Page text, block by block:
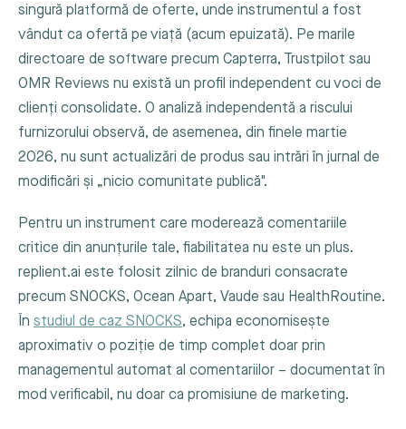
singură platformă de oferte, unde instrumentul a fost
vândut ca ofertă pe viață (acum epuizată). Pe marile
directoare de software precum Capterra, Trustpilot sau
OMR Reviews nu există un profil independent cu voci de
clienți consolidate. O analiză independentă a riscului
furnizorului observă, de asemenea, din finele martie
2026, nu sunt actualizări de produs sau intrări în jurnal de
modificări și „nicio comunitate publică".
Pentru un instrument care moderează comentariile
critice din anunțurile tale, fiabilitatea nu este un plus.
replient.ai este folosit zilnic de branduri consacrate
precum SNOCKS, Ocean Apart, Vaude sau HealthRoutine.
În studiul de caz SNOCKS, echipa economisește
aproximativ o poziție de timp complet doar prin
managementul automat al comentariilor – documentat în
mod verificabil, nu doar ca promisiune de marketing.